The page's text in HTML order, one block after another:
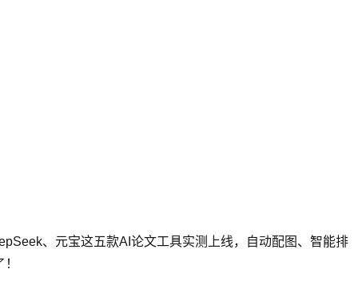
、元宝这五款AI论文工具实测上线，自动配图、智能排